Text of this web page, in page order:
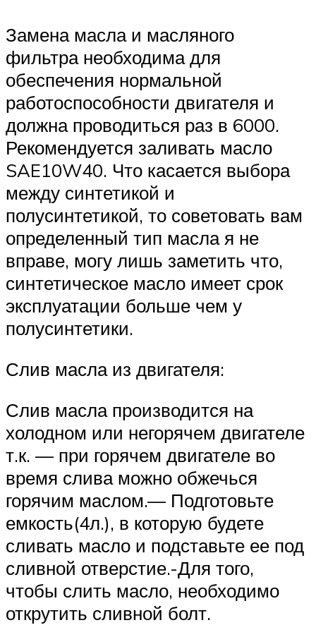
Замена масла и масляного
фильтра необходима для
обеспечения нормальной
работоспособности двигателя и
должна проводиться раз в 6000.
Рекомендуется заливать масло
SAE10W40. Что касается выбора
между синтетикой и
полусинтетикой, то советовать вам
определенный тип масла я не
вправе, могу лишь заметить что,
синтетическое масло имеет срок
эксплуатации больше чем у
полусинтетики.
Слив масла из двигателя:
Слив масла производится на
холодном или негорячем двигателе
т.к. — при горячем двигателе во
время слива можно обжечься
горячим маслом.— Подготовьте
емкость(4л.), в которую будете
сливать масло и подставьте ее под
сливной отверстие.-Для того,
чтобы слить масло, необходимо
открутить сливной болт.